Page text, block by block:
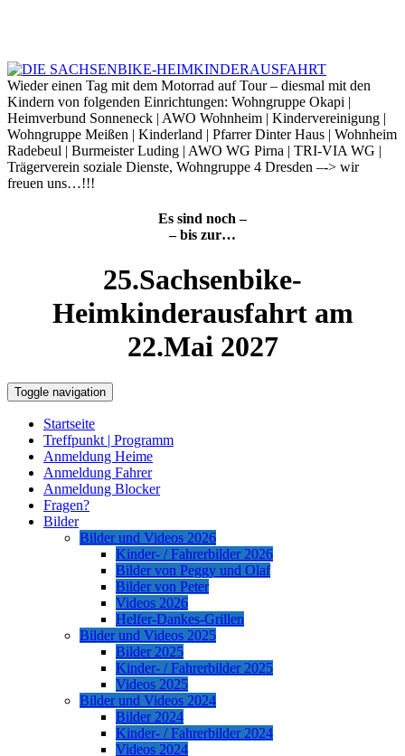
Wieder einen Tag mit dem Motorrad auf Tour – diesmal mit den
Kindern von folgenden Einrichtungen: Wohngruppe Okapi |
Heimverbund Sonneneck | AWO Wohnheim | Kindervereinigung |
Wohngruppe Meißen | Kinderland | Pfarrer Dinter Haus | Wohnheim
Radebeul | Burmeister Luding | AWO WG Pirna | TRI-VIA WG |
Trägerverein soziale Dienste, Wohngruppe 4 Dresden –-> wir
freuen uns…!!!
Es sind noch –
– bis zur…
25.Sachsenbike-
Heimkinderausfahrt am
22.Mai 2027
Toggle navigation
Startseite
Treffpunkt | Programm
Anmeldung Heime
Anmeldung Fahrer
Anmeldung Blocker
Fragen?
Bilder
Bilder und Videos 2026
Kinder- / Fahrerbilder 2026
Bilder von Peggy und Olaf
Bilder von Peter
Videos 2026
Helfer-Dankes-Grillen
Bilder und Videos 2025
Bilder 2025
Kinder- / Fahrerbilder 2025
Videos 2025
Bilder und Videos 2024
Bilder 2024
Kinder- / Fahrerbilder 2024
Videos 2024